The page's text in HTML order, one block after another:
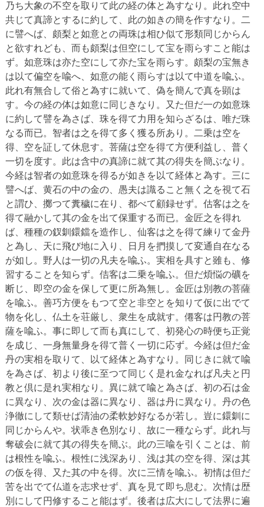
乃ち大象の不空を取りて此の経の体と為すなり。此れ空中
共じて真諦とするに約して、此の如きの簡を作すなり。二
に譬へば、頗梨と如意との両珠は相ひ似て形類同じからん
と欲すれども、而も頗梨は但空にして宝を雨らすこと能は
ず。如意珠は亦た空にして亦た宝を雨らす。頗梨の宝無き
は以て偏空を喩へ、如意の能く雨らすは以て中道を喩ふ。
此れ有無合して俗と為すに就いて、偽を簡んで真を顕は
す。今の経の体は如意に同じきなり。又た但だ一の如意珠
に約して譬を為さば、珠を得て力用を知らざるは、唯だ珠
なる而已。智者は之を得て多く獲る所あり。二乗は空を
得、空を証して休息す。菩薩は空を得て方便利益し、普く
一切を度す。此は含中の真諦に就て其の得失を簡ぶなり。
今経は智者の如意珠を得るが如きを以て経体と為す。三に
譬へば、黄石の中の金の、愚夫は識ること無く之を視て石
と謂ひ、擲つて糞穢に在り、都べて顧録せず。估客は之を
得て融かして其の金を出て保重する而已。金匠之を得れ
ば、種種の釵釧鐶鐺を造作し、仙客は之を得て練りて金丹
と為し、天に飛び地に入り、日月を捫摸して変通自在なる
が如し。野人は一切の凡夫を喩ふ。実相を具すと雖も、修
習することを知らず。佶客は二乗を喩ふ。但だ煩悩の礦を
断じ、即空の金を保して更に所為無し。金匠は別教の菩薩
を喩ふ。善巧方便をもつて空と非空とを知りて仮に出でて
物を化し、仏土を荘厳し、衆生を成就す。僊客は円教の菩
薩を喩ふ。事に即して而も真にして、初発心の時便ち正覚
を成じ、一身無量身を得て普く一切に応ず。今経は但だ金
丹の実相を取りて、以て経体と為すなり。同じきに就て喩
を為さば、初より後に至つて同じく是れ金なれば凡夫と円
教と倶に是れ実相なり。異に就て喩と為さば、初の石は金
に異なり、次の金は器に異なり、器は丹に異なり。丹の色
浄徹にして類せば清油の柔軟妙好なるが若し。豈に鐶釧に
同じからんや。状乖き色別なり、故に一種ならず。此れ与
奪破会に就て其の得失を簡ぶ。此の三喩を引くことは、前
は根性を喩ふ。根性に浅深あり、浅は其の空を得、深は其
の仮を得、又た其の中を得。次に三情を喩ふ。初情は但だ
苦を出でて仏道を志求せず、真を見て即ち息む。次情は歴
別にして円修すること能はず。後者は広大にして法界に遍